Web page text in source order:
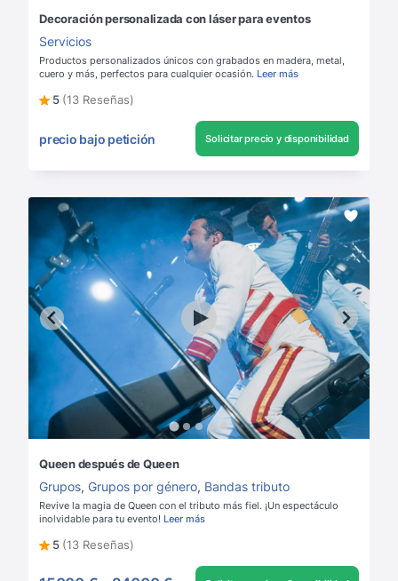
Decoración personalizada con láser para eventos
Servicios
Productos personalizados únicos con grabados en madera, metal,
cuero y más, perfectos para cualquier ocasión. Leer más
5 (13 Reseñas)
precio bajo petición Solicitar precio y disponibilidad
Queen después de Queen
Grupos, Grupos por género, Bandas tributo
Revive la magia de Queen con el tributo más fiel. ¡Un espectáculo
inolvidable para tu evento! Leer más
5 (13 Reseñas)